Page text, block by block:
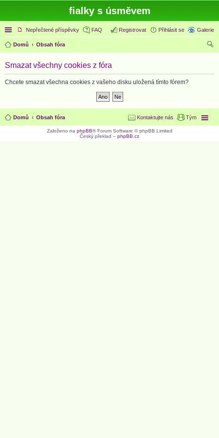
fialky s úsměvem
Rychlé odkazy
Nepřečtené příspěvky Galerie
FAQ Přihlásit se
Registrovat
Domů
Obsah fóra
Smazat všechny cookies z fóra
Chcete smazat všechna cookies z vašeho disku uložená tímto fórem?
Domů Obsah fóra Tým
Kontaktujte nás
Založeno na phpBB® Forum Software © phpBB Limited
Český překlad – phpBB.cz